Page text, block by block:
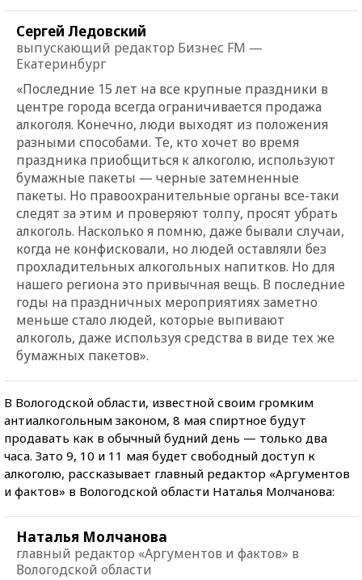
Сергей Ледовский
выпускающий редактор Бизнес FM —
Екатеринбург
«Последние 15 лет на все крупные праздники в
центре города всегда ограничивается продажа
алкоголя. Конечно, люди выходят из положения
разными способами. Те, кто хочет во время
праздника приобщиться к алкоголю, используют
бумажные пакеты — черные затемненные
пакеты. Но правоохранительные органы все-таки
следят за этим и проверяют толпу, просят убрать
алкоголь. Насколько я помню, даже бывали случаи,
когда не конфисковали, но людей оставляли без
прохладительных алкогольных напитков. Но для
нашего региона это привычная вещь. В последние
годы на праздничных мероприятиях заметно
меньше стало людей, которые выпивают
алкоголь, даже используя средства в виде тех же
бумажных пакетов».
В Вологодской области, известной своим громким
антиалкогольным законом, 8 мая спиртное будут
продавать как в обычный будний день — только два
часа. Зато 9, 10 и 11 мая будет свободный доступ к
алкоголю, рассказывает главный редактор «Аргументов
и фактов» в Вологодской области Наталья Молчанова:
Наталья Молчанова
главный редактор «Аргументов и фактов» в
Вологодской области